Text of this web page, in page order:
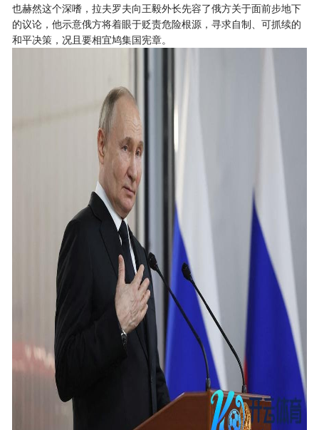
也赫然这个深嗜，拉夫罗夫向王毅外长先容了俄方关于面前步地下
的议论，他示意俄方将着眼于贬责危险根源，寻求自制、可抓续的
和平决策，况且要相宜鸠集国宪章。